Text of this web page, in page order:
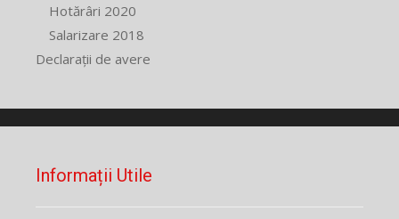
Hotărâri 2020
Salarizare 2018
Declarații de avere
Informații Utile